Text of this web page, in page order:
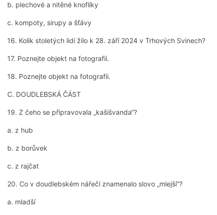
b. plechové a nitěné knoflíky
c. kompoty, sirupy a šťávy
16. Kolik stoletých lidí žilo k 28. září 2024 v Trhových Svinech?
17. Poznejte objekt na fotografii.
18. Poznejte objekt na fotografii.
C. DOUDLEBSKÁ ČÁST
19. Z čeho se připravovala „kašišvanda“?
a. z hub
b. z borůvek
c. z rajčat
20. Co v doudlebském nářečí znamenalo slovo „mlejší“?
a. mladší